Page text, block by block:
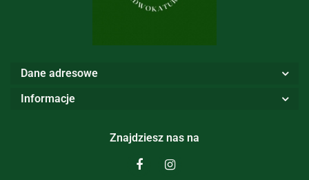
Dane adresowe
Informacje
Znajdziesz nas na